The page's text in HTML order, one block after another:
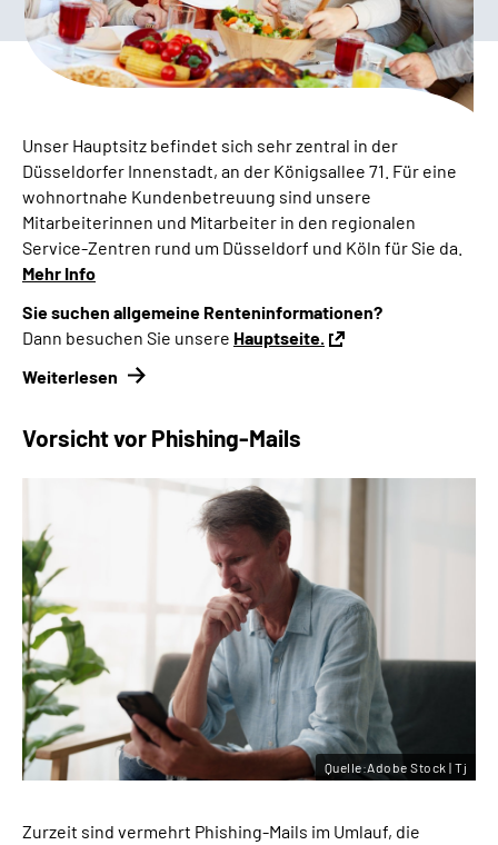
Presse
Inhalte in Gebärdensprache (DGS)
Leichte Sprache
Suche
Unser Hauptsitz befindet sich sehr zentral in der
Düsseldorfer Innenstadt, an der Königsallee 71. Für eine
wohnortnahe Kundenbetreuung sind unsere
Mitarbeiterinnen und Mitarbeiter in den regionalen
Service-Zentren rund um Düsseldorf und Köln für Sie da.
Mehr Info
Sie suchen allgemeine Renteninformationen?
Dann besuchen Sie unsere Hauptseite.
Weiterlesen
Vorsicht vor Phishing-Mails
Zurzeit sind vermehrt Phishing-Mails im Umlauf, die
Quelle:Adobe Stock | Tj